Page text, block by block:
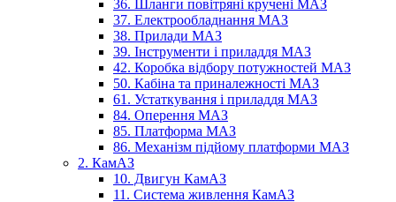
36. Шланги повітряні кручені МАЗ
37. Електрообладнання МАЗ
38. Прилади МАЗ
39. Інструменти і приладдя МАЗ
42. Коробка відбору потужностей МАЗ
50. Кабіна та приналежності МАЗ
61. Устаткування і приладдя МАЗ
84. Оперення МАЗ
85. Платформа МАЗ
86. Механізм підйому платформи МАЗ
2. КамАЗ
10. Двигун КамАЗ
11. Система живлення КамАЗ